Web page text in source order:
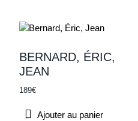
BERNARD, ÉRIC,
JEAN
189€
Ajouter au panier